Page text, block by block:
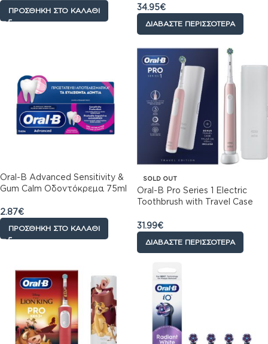
ΠΡΟΣΘΉΚΗ ΣΤΟ ΚΑΛΆΘΙ
8τεμ
34.95€
ΔΙΑΒΆΣΤΕ ΠΕΡΙΣΣΌΤΕΡΑ
Oral-B Advanced Sensitivity &
Gum Calm Οδοντόκρεμα 75ml
2.87€
ΠΡΟΣΘΉΚΗ ΣΤΟ ΚΑΛΆΘΙ
SOLD OUT
Oral-B Pro Series 1 Electric
Toothbrush with Travel Case
Ροζ με Θήκη Ταξιδίου, 1τεμ
31.99€
ΔΙΑΒΆΣΤΕ ΠΕΡΙΣΣΌΤΕΡΑ